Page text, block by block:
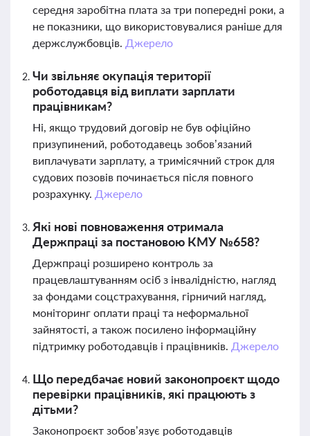
середня заробітна плата за три попередні роки, а
не показники, що використовувалися раніше для
держслужбовців. Джерело
Чи звільняє окупація території
роботодавця від виплати зарплати
працівникам?
Ні, якщо трудовий договір не був офіційно
призупинений, роботодавець зобов’язаний
виплачувати зарплату, а тримісячний строк для
судових позовів починається після повного
розрахунку. Джерело
Які нові повноваження отримала
Держпраці за постановою КМУ №658?
Держпраці розширено контроль за
працевлаштуванням осіб з інвалідністю, нагляд
за фондами соцстрахування, гірничий нагляд,
моніторинг оплати праці та неформальної
зайнятості, а також посилено інформаційну
підтримку роботодавців і працівників. Джерело
Що передбачає новий законопроєкт щодо
перевірки працівників, які працюють з
дітьми?
Законопроєкт зобов’язує роботодавців